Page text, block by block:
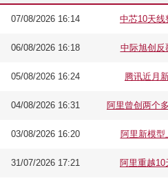
07/08/2026 16:14 中芯10天线
06/08/2026 16:18 中际旭创反
05/08/2026 16:24 腾讯近月
04/08/2026 16:31 阿里曾创两个
03/08/2026 16:20 阿里新模型
31/07/2026 17:21 阿里重越